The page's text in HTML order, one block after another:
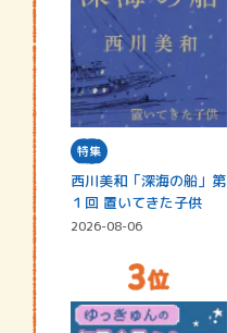
特集
西川美和「深海の船」第
１回 置いてきた子供
2026-08-06